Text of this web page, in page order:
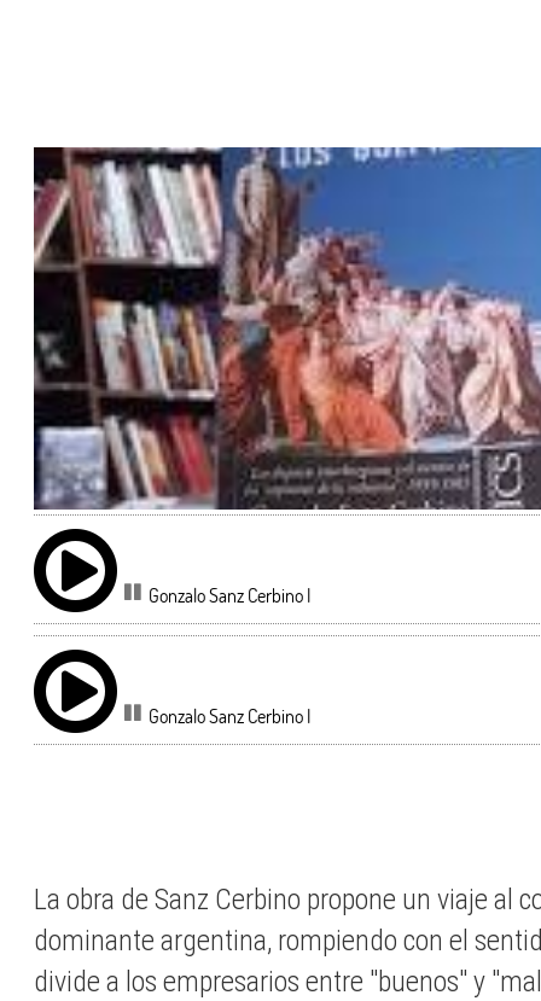
Gonzalo Sanz Cerbino I
Gonzalo Sanz Cerbino I
La obra de Sanz Cerbino propone un viaje al
dominante argentina, rompiendo con el
divide a los empresarios entre "buenos" y